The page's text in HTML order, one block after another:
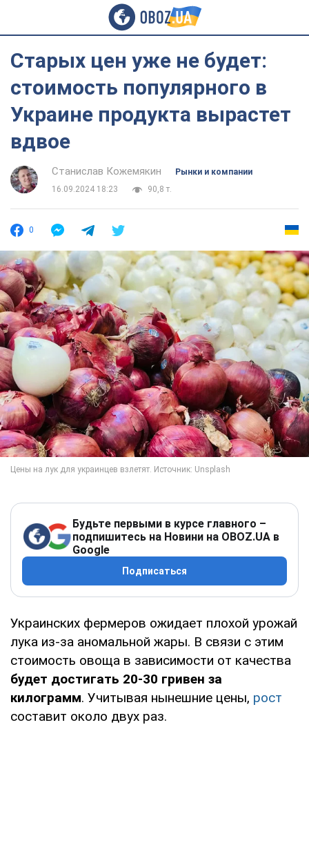
Старых цен уже не будет:
стоимость популярного в
Украине продукта вырастет
вдвое
Станислав Кожемякин
Рынки и компании
16.09.2024 18:23
90,8 т.
0
Будьте первыми в курсе главного –
подпишитесь на Новини на OBOZ.UA в
Google
Подписаться
Украинских фермеров ожидает плохой урожай
лука из-за аномальной жары. В связи с этим
стоимость овоща в зависимости от качества
будет достигать 20-30 гривен за
килограмм. Учитывая нынешние цены, рост
составит около двух раз.